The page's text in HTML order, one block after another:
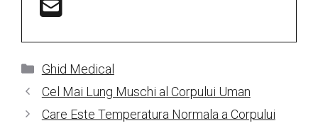
Categorii
Ghid Medical
Cel Mai Lung Muschi al Corpului Uman
Care Este Temperatura Normala a Corpului